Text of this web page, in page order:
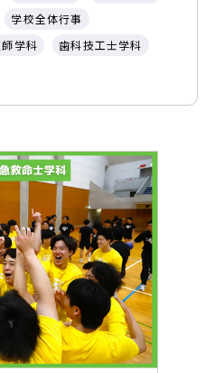
学校全体行事
学科
歯科技工士学科